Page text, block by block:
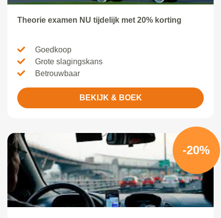
Theorie examen NU tijdelijk met 20% korting
Goedkoop
Grote slagingskans
Betrouwbaar
BEKIJK & BOEK
-20%